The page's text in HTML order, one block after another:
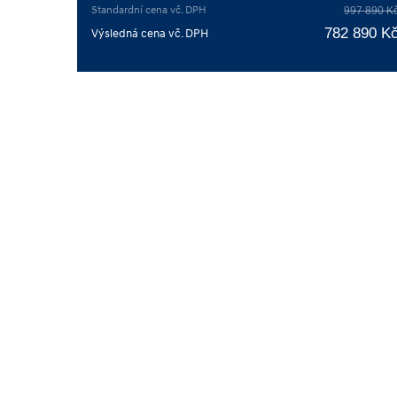
Standardní cena vč. DPH 997 890
Výsledná cena vč. DPH 782 890 Kč